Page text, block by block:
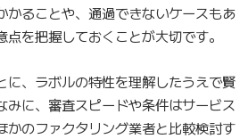
かることや、通過できないケースもあ
を把握しておくことが大切です。
に、ラボルの特性を理解したうえで賢
みに、審査スピードや条件はサービス
かのファクタリング業者と比較検討す